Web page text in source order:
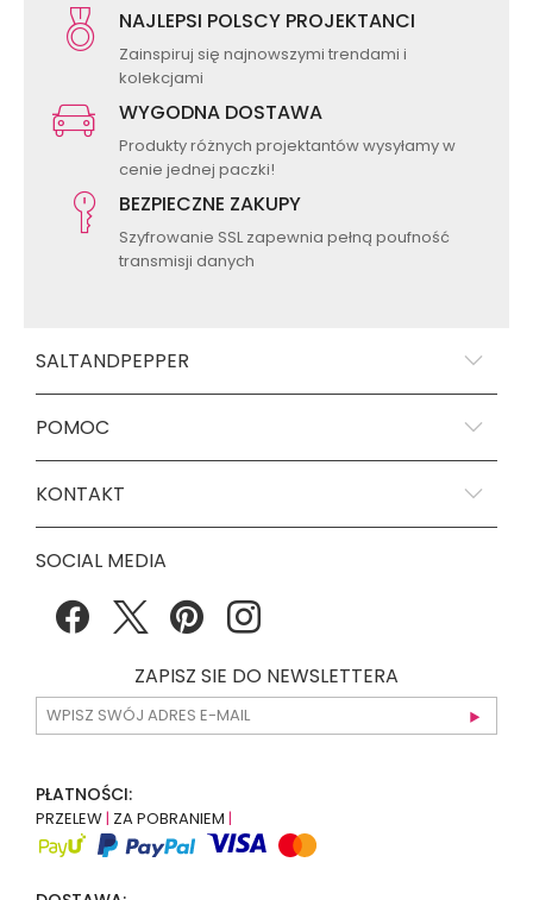
NAJLEPSI POLSCY PROJEKTANCI
Zainspiruj się najnowszymi trendami i
kolekcjami
WYGODNA DOSTAWA
Produkty różnych projektantów wysyłamy w
cenie jednej paczki!
BEZPIECZNE ZAKUPY
Szyfrowanie SSL zapewnia pełną poufność
transmisji danych
SALTANDPEPPER
POMOC
KONTAKT
SOCIAL MEDIA
ZAPISZ SIE DO NEWSLETTERA
PŁATNOŚCI:
PRZELEW | ZA POBRANIEM |